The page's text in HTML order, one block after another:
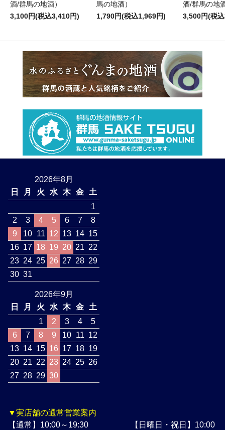
酒/群馬の地酒）
3,100円(税込3,410円)
馬の地酒）
1,790円(税込1,969円)
酒/群馬の地
3,500円(税
2026年8月
日
月 火 水 木 金
土
1
2
3 4 5 6 7
8
9
10 11 12 13 14 15
16 17 18 19 20 21 22
23 24 25 26 27 28 29
30 31
2026年9月
日
月 火 水 木 金
土
1
2 3 4
5
6
7 8 9 10 11 12
13 14 15 16 17 18 19
20 21 22 23 24 25 26
27 28 29 30
▼実店舗の通常営業案内
【通常】10:00～19:30 【日曜日・祝日】10:00